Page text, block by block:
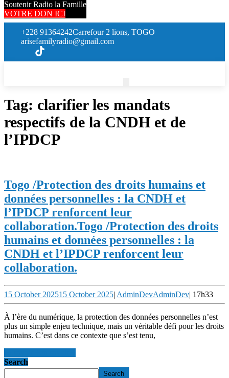
Soutenir Radio la Famille
VOTRE DON ICI
+228 91364242Carrefour 2 lions, TOGO
arisefamilyradio@gmail.com
Tag: clarifier les mandats
respectifs de la CNDH et de
l’IPDCP
Togo /Protection des droits humains et
données personnelles : la CNDH et
l’IPDCP renforcent leur
collaboration.Togo /Protection des droits
humains et données personnelles : la
CNDH et l’IPDCP renforcent leur
collaboration.
15 October 202515 October 2025| AdminDevAdminDev| 17h33
À l’ère du numérique, la protection des données personnelles n’est
plus un simple enjeu technique, mais un véritable défi pour les droits
humains. C’est dans ce contexte que s’est tenu,
Search
Search